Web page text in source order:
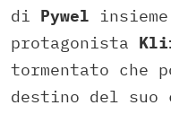
di Pywel
protagonista
tormentato
destino del suo